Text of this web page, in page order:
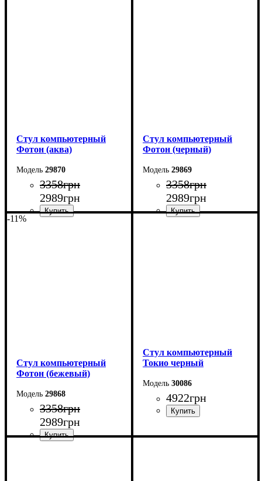
Стул компьютерный
Фотон (аква)
29870
3358грн
2989грн
Стул компьютерный
Фотон (черный)
29869
3358грн
2989грн
-11%
Стул компьютерный
Фотон (бежевый)
29868
3358грн
2989грн
Стул компьютерный
Токио черный
30086
4922грн